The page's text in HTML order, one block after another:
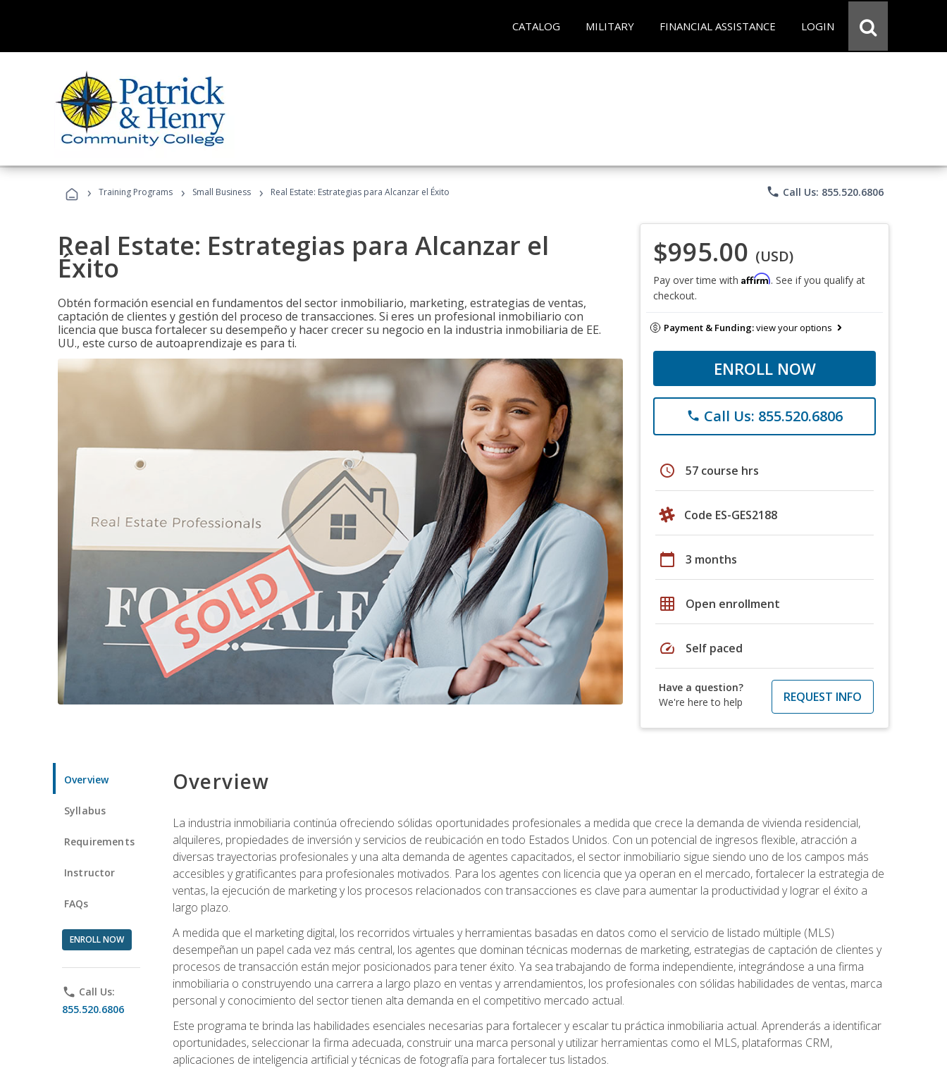
CATALOG MILITARY FINANCIAL ASSISTANCE LOGIN
› Training Programs › Small Business › Real Estate: Estrategias para Alcanzar el Éxito phone Call Us: 855.520.6806
Real Estate: Estrategias para Alcanzar el
Éxito
Obtén formación esencial en fundamentos del sector inmobiliario, marketing, estrategias de ventas,
captación de clientes y gestión del proceso de transacciones. Si eres un profesional inmobiliario con
licencia que busca fortalecer su desempeño y hacer crecer su negocio en la industria inmobiliaria de EE.
UU., este curso de autoaprendizaje es para ti.
$995.00 (USD)
Pay over time with Affirm. See if you qualify at
checkout.
Payment & Funding:view your options
ENROLL NOW
phone Call Us: 855.520.6806
schedule 57 course hrs
Code ES-GES2188
calendar_today 3 months
grid_on Open enrollment
speed Self paced
Have a question?
We're here to help
REQUEST INFO
Overview
Syllabus
Requirements
Instructor
FAQs
ENROLL NOW
phone Call Us:
855.520.6806
Overview
La industria inmobiliaria continúa ofreciendo sólidas oportunidades profesionales a medida que crece la demanda de vivienda residencial,
alquileres, propiedades de inversión y servicios de reubicación en todo Estados Unidos. Con un potencial de ingresos flexible, atracción a
diversas trayectorias profesionales y una alta demanda de agentes capacitados, el sector inmobiliario sigue siendo uno de los campos más
accesibles y gratificantes para profesionales motivados. Para los agentes con licencia que ya operan en el mercado, fortalecer la estrategia de
ventas, la ejecución de marketing y los procesos relacionados con transacciones es clave para aumentar la productividad y lograr el éxito a
largo plazo.
A medida que el marketing digital, los recorridos virtuales y herramientas basadas en datos como el servicio de listado múltiple (MLS)
desempeñan un papel cada vez más central, los agentes que dominan técnicas modernas de marketing, estrategias de captación de clientes y
procesos de transacción están mejor posicionados para tener éxito. Ya sea trabajando de forma independiente, integrándose a una firma
inmobiliaria o construyendo una carrera a largo plazo en ventas y arrendamientos, los profesionales con sólidas habilidades de ventas, marca
personal y conocimiento del sector tienen alta demanda en el competitivo mercado actual.
Este programa te brinda las habilidades esenciales necesarias para fortalecer y escalar tu práctica inmobiliaria actual. Aprenderás a identificar
oportunidades, seleccionar la firma adecuada, construir una marca personal y utilizar herramientas como el MLS, plataformas CRM,
aplicaciones de inteligencia artificial y técnicas de fotografía para fortalecer tus listados.